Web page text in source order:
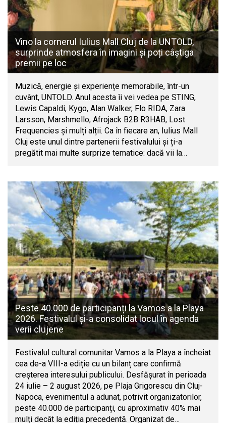
Vino la cornerul Iulius Mall Cluj de la UNTOLD,
surprinde atmosfera în imagini și poți câștiga
premii pe loc
Muzică, energie și experiențe memorabile, într-un
cuvânt, UNTOLD. Anul acesta îi vei vedea pe STING,
Lewis Capaldi, Kygo, Alan Walker, Flo RIDA, Zara
Larsson, Marshmello, Afrojack B2B R3HAB, Lost
Frequencies și mulți alții. Ca în fiecare an, Iulius Mall
Cluj este unul dintre partenerii festivalului și ți-a
pregătit mai multe surprize tematice: dacă vii la…
Peste 40.000 de participanți la Vamos a la Playa
2026. Festivalul și-a consolidat locul în agenda
verii clujene
Festivalul cultural comunitar Vamos a la Playa a încheiat
cea de-a VIII-a ediție cu un bilanț care confirmă
creșterea interesului publicului. Desfășurat în perioada
24 iulie – 2 august 2026, pe Plaja Grigorescu din Cluj-
Napoca, evenimentul a adunat, potrivit organizatorilor,
peste 40.000 de participanți, cu aproximativ 40% mai
mulți decât la ediția precedentă. Organizat de…